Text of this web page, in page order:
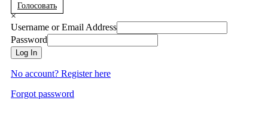
Голосовать
×
Username or Email Address
Password
Log In
No account? Register here
Forgot password